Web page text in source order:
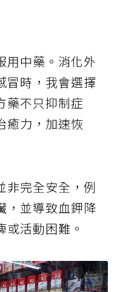
用中藥。消化外
冒時，我會選擇
藥不只抑制症
癒力，加速恢
非完全安全，例
，並導致血鉀降
活動困難。